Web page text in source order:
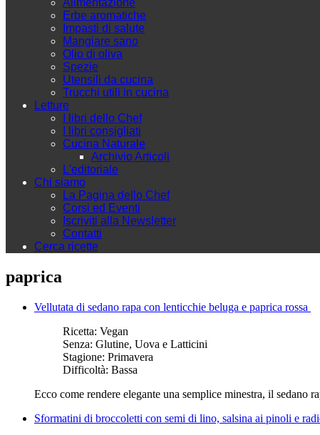
Alimentazione
Erbe aromatiche
Impasti di salute
Mangiare sano
Olio di oliva
Spezie
Utensili da cucina
Trucchi utili in cucina
Letture
I libri dello Chef
I libri consigliati
Cucina Naturale
Archivio Articoli
L'editoriale
Chi siamo
La Pagina dello Chef
Corsi ed Eventi
Iscriviti alla Newsletter
Contatti
Cerca ricette
paprica
Vellutata di sedano rapa con lenticchie beluga e paprica rossa
Ricetta: Vegan
Senza: Glutine, Uova e Latticini
Stagione: Primavera
Difficoltà: Bassa
Ecco come rendere elegante una semplice minestra, il
Sformatini di broccoletti con semi di lino, salsina ai pinoli e